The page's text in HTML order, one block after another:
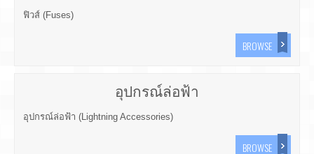
ฟิวส์ (Fuses)
BROWSE
อุปกรณ์ล่อฟ้า
อุปกรณ์ล่อฟ้า (Lightning Accessories)
BROWSE